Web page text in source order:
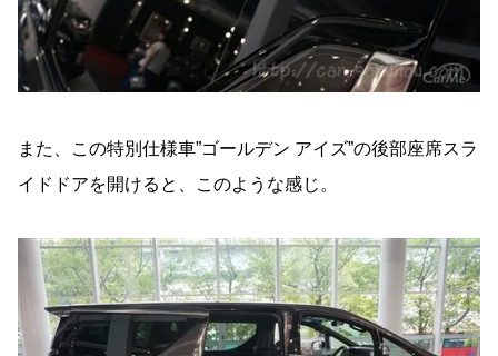
また、この特別仕様車”ゴールデン アイズ”の後部座席スラ
イドドアを開けると、このような感じ。